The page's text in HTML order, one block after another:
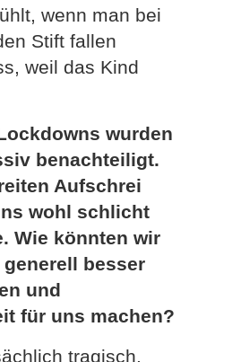
wenn man bei
Stift fallen
weil das Kind
wurden
benachteiligt.
Aufschrei
wohl schlicht
Wie könnten wir
besser
und
für uns machen?
tragisch.